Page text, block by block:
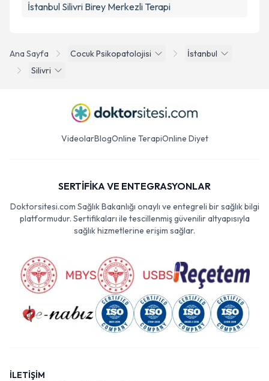
Ana Sayfa Cocuk Psikopatolojisi
İstanbul
Silivri
İstanbul Silivri Birey Merkezli Terapi
VideolarBlogOnline TerapiOnline Diyet
SERTİFİKA VE ENTEGRASYONLAR
Doktorsitesi.com Sağlık Bakanlığı onaylı ve entegreli bir sağlık bilgi
platformudur. Sertifikaları ile tescillenmiş güvenilir altyapısıyla
sağlık hizmetlerine erişim sağlar.
İLETİŞİM